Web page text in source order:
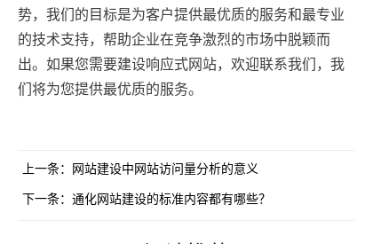
势，我们的目标是为客户提供最优质的服务和最专业
的技术支持，帮助企业在竞争激烈的市场中脱颖而
出。如果您需要建设响应式网站，欢迎联系我们，我
们将为您提供最优质的服务。
上一条： 网站建设中网站访问量分析的意义
下一条： 通化网站建设的标准内容都有哪些？